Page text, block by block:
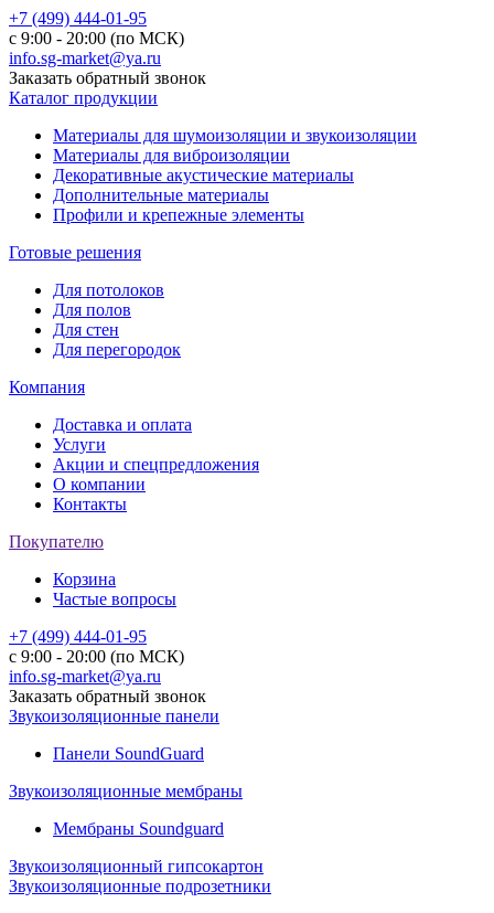
+7 (499) 444-01-95
с 9:00 - 20:00 (по МСК)
info.sg-market@ya.ru
Заказать обратный звонок
Каталог продукции
Материалы для шумоизоляции и звукоизоляции
Материалы для виброизоляции
Декоративные акустические материалы
Дополнительные материалы
Профили и крепежные элементы
Готовые решения
Для потолоков
Для полов
Для стен
Для перегородок
Компания
Доставка и оплата
Услуги
Акции и спецпредложения
О компании
Контакты
Покупателю
Корзина
Частые вопросы
+7 (499) 444-01-95
с 9:00 - 20:00 (по МСК)
info.sg-market@ya.ru
Заказать обратный звонок
Звукоизоляционные панели
Панели SoundGuard
Звукоизоляционные мембраны
Мембраны Soundguard
Звукоизоляционный гипсокартон
Звукоизоляционные подрозетники